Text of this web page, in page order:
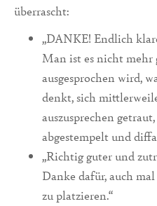
überrascht:
„DANKE! Endlich
Man ist es nicht mehr
ausgesprochen wird,
denkt, sich
auszusprechen
abgestempelt und
„Richtig guter und
Danke dafür, auch
zu platzieren.“